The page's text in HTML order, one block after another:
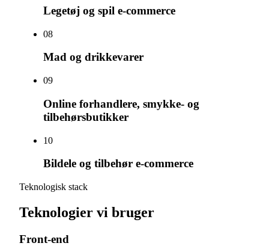
Legetøj og spil e-commerce
08
Mad og drikkevarer
09
Online forhandlere, smykke- og
tilbehørsbutikker
10
Bildele og tilbehør e-commerce
Teknologisk stack
Teknologier vi bruger
Front-end